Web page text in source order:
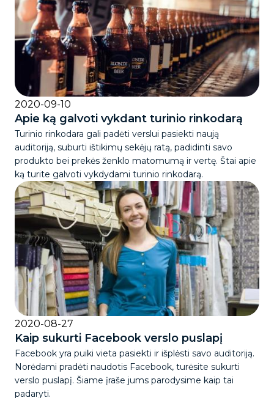
2020-09-10
Apie ką galvoti vykdant turinio rinkodarą
Turinio rinkodara gali padėti verslui pasiekti naują
auditoriją, suburti ištikimų sekėjų ratą, padidinti savo
produkto bei prekės ženklo matomumą ir vertę. Štai apie
ką turite galvoti vykdydami turinio rinkodarą.
2020-08-27
Kaip sukurti Facebook verslo puslapį
Facebook yra puiki vieta pasiekti ir išplėsti savo auditoriją.
Norėdami pradėti naudotis Facebook, turėsite sukurti
verslo puslapį. Šiame įraše jums parodysime kaip tai
padaryti.